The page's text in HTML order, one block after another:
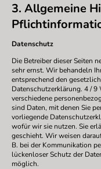
3. Allgemeine
Datenschutz
Die Betreiber dieser Seiten
sehr ernst. Wir behandeln
entsprechend den
Datenschutzerklärung. 4 / 9
verschiedene
sind Daten, mit denen Sie
vorliegende
wofür wir sie nutzen. Sie
geschieht. Wir weisen
B. bei der Kommunikation
lückenloser Schutz der
möglich.